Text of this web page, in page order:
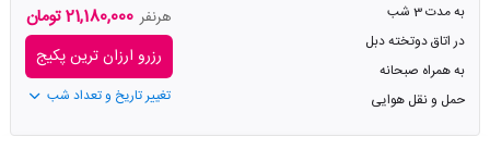
به مدت 3 شب
در اتاق دوتخته دبل
به همراه صبحانه
حمل و نقل هوایی
هرنفر 21,180,000 تومان
رزرو ارزان ترین پکیج
تغییر تاریخ و تعداد شب